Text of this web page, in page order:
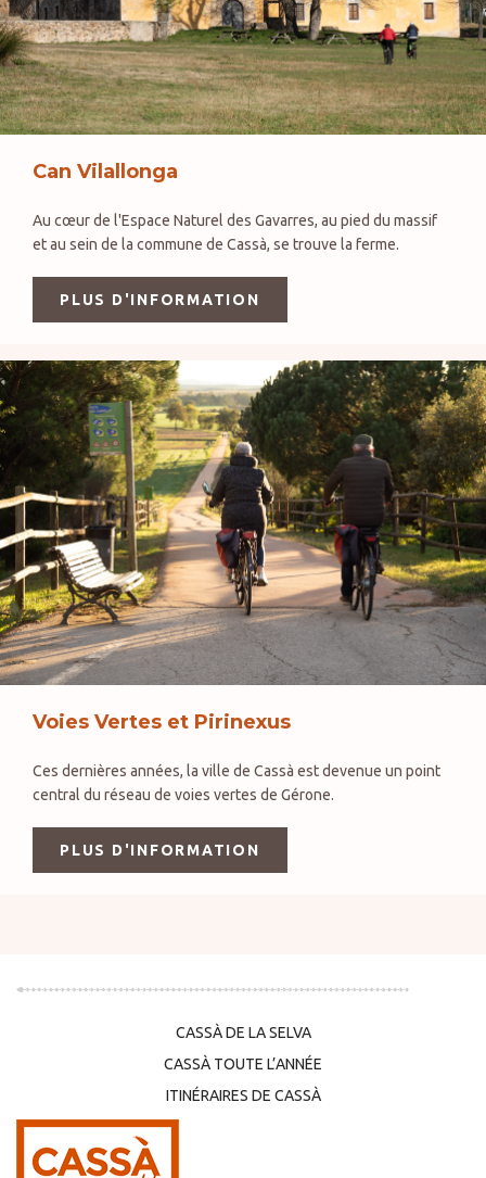
Can Vilallonga
Au cœur de l'Espace Naturel des Gavarres, au pied du massif
et au sein de la commune de Cassà, se trouve la ferme.
PLUS D'INFORMATION
Voies Vertes et Pirinexus
Ces dernières années, la ville de Cassà est devenue un point
central du réseau de voies vertes de Gérone.
PLUS D'INFORMATION
CASSÀ DE LA SELVA
CASSÀ TOUTE L’ANNÉE
ITINÉRAIRES DE CASSÀ